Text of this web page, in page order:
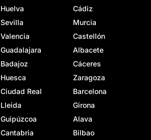
Huelva
Cádiz
Sevilla
Murcia
Valencia
Castellón
Guadalajara
Albacete
Badajoz
Cáceres
Huesca
Zaragoza
Ciudad Real
Barcelona
Lleida
Girona
Guipúzcoa
Alava
Cantabria
Bilbao